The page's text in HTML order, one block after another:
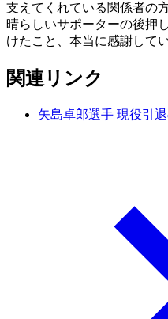
支えてくれている関係者の
晴らしいサポーターの後押
けたこと、本当に感謝して
関連リンク
矢島卓郎選手 現役引